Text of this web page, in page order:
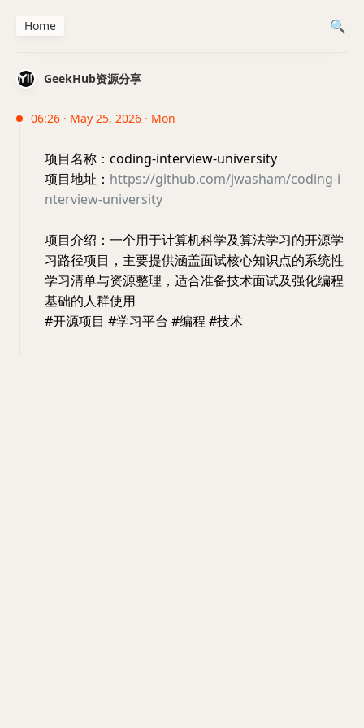
GeekHub资源分享
06:26 · May 25, 2026 · Mon
项目名称：coding-interview-university
项目地址： https://github.com/jwasham/coding-i
nterview-university
项目介绍：一个用于计算机科学及算法学习的开源学
习路径项目，主要提供涵盖面试核心知识点的系统性
学习清单与资源整理，适合准备技术面试及强化编程
基础的人群使用
#开源项目 #学习平台 #编程 #技术
Home